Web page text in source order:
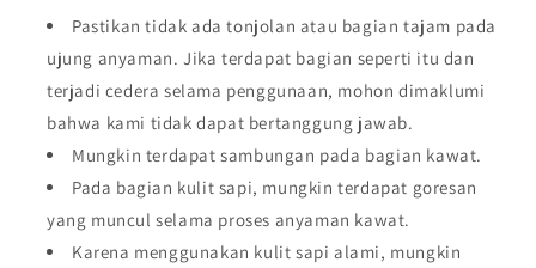
Pastikan tidak ada tonjolan atau bagian tajam pada
ujung anyaman. Jika terdapat bagian seperti itu dan
terjadi cedera selama penggunaan, mohon dimaklumi
bahwa kami tidak dapat bertanggung jawab.
Mungkin terdapat sambungan pada bagian kawat.
Pada bagian kulit sapi, mungkin terdapat goresan
yang muncul selama proses anyaman kawat.
Karena menggunakan kulit sapi alami, mungkin